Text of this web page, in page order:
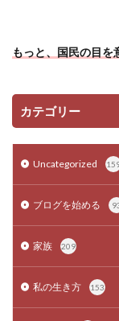
もっと、国民の目を
カテゴリー
Uncategorized
ブログを始める
家族 209
私の生き方 153